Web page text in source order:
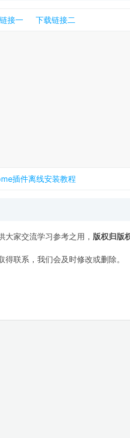
接一 下载链接二
插件离线安装教程
家交流学习参考之用， 版权归版
联系，我们会及时修改或删除。